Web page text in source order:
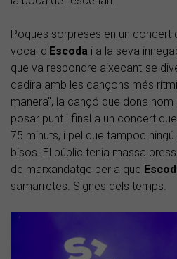
Poques sorpreses en un concert
vocal d'Escoda i a la seva
que va respondre aixecant-se
cadira amb les cançons més
manera", la cançó que dona nom
posar punt i final a un concert
75 minuts, i pel que tampoc
bisos. El públic tenia massa
de marxandatge per a que
samarretes. Signes dels temps.